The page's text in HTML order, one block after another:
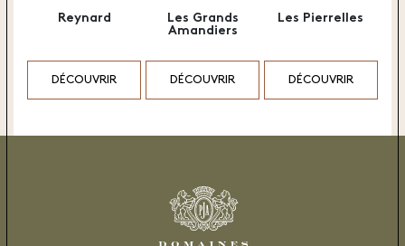
Reynard
DÉCOUVRIR
Les Grands
Amandiers
DÉCOUVRIR
Les Pierrelles
DÉCOUVRIR